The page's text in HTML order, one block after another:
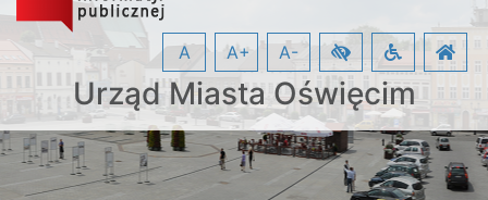
Urząd Miasta Oświęcim
A A+ A-